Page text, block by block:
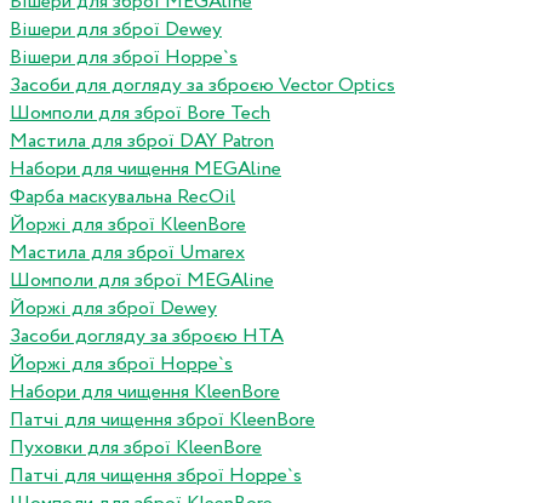
Вішери для зброї Dewey
Вішери для зброї Hoppe`s
Засоби для догляду за зброєю Vector Optics
Шомполи для зброї Bore Tech
Мастила для зброї DAY Patron
Набори для чищення MEGAline
Фарба маскувальна RecOil
Йоржі для зброї KleenBore
Мастила для зброї Umarex
Шомполи для зброї MEGAline
Йоржі для зброї Dewey
Засоби догляду за зброєю HTA
Йоржі для зброї Hoppe`s
Набори для чищення KleenBore
Патчі для чищення зброї KleenBore
Пуховки для зброї KleenBore
Патчі для чищення зброї Hoppe`s